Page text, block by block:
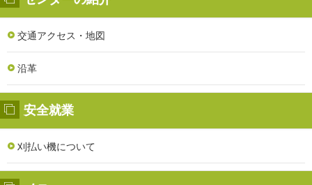
交通アクセス・地図
沿革
安全就業
刈払い機について